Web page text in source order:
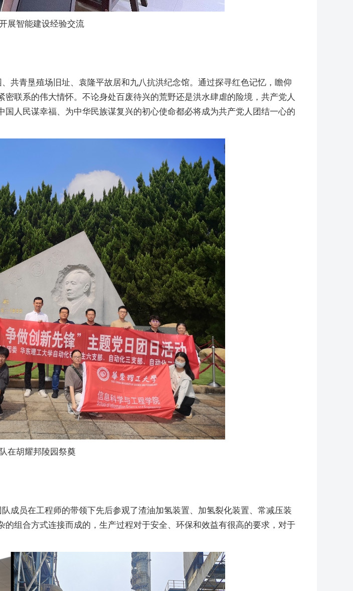
展智能建设经验交流
共青垦殖场旧址、袁隆平故居和九八抗洪纪念馆。通过探寻红色记忆，瞻仰
联系的伟大情怀。不论身处百废待兴的荒野还是洪水肆虐的险境，共产党人
人民谋幸福、为中华民族谋复兴的初心使命都必将成为共产党人团结一心的
在胡耀邦陵园祭奠
成员在工程师的带领下先后参观了渣油加氢装置、加氢裂化装置、常减压装
组合方式连接而成的，生产过程对于安全、环保和效益有很高的要求，对于